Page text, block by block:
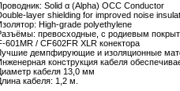
Solid α (Alpha) OCC Conductor
layer shielding for improved noise
High-grade polyethylene
превосходные, с родиевым
601MR / CF602FR XLR конектора
демпфирующие и изоляционные
конструкция кабеля
кабеля 13,0 мм
кабеля: 1,2 м.